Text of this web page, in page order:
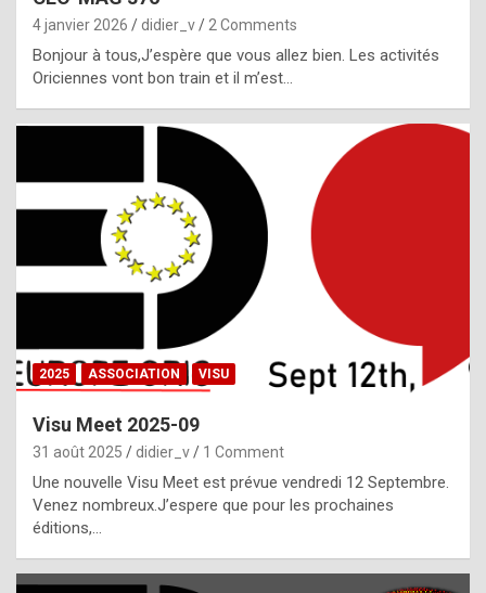
p
e
c
i
l
,
g
h
t
f
4 janvier 2026 didier_v 2 Comments
Bonjour à tous,J’espère que vous allez bien. Les activités
Oriciennes vont bon train et il m’est…
2025 ASSOCIATION VISU
Visu Meet 2025-09
31 août 2025 didier_v 1 Comment
Une nouvelle Visu Meet est prévue vendredi 12 Septembre.
Venez nombreux.J’espere que pour les prochaines
éditions,…